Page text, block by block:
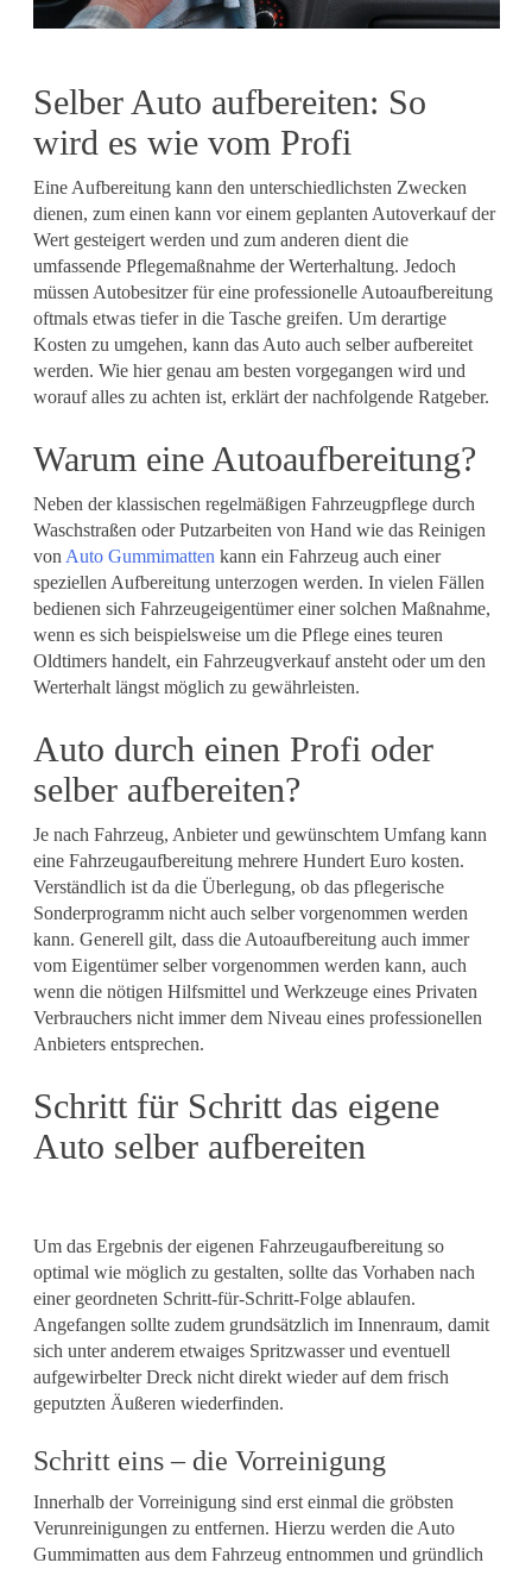
Selber Auto aufbereiten: So
wird es wie vom Profi
Eine Aufbereitung kann den unterschiedlichsten Zwecken
dienen, zum einen kann vor einem geplanten Autoverkauf der
Wert gesteigert werden und zum anderen dient die
umfassende Pflegemaßnahme der Werterhaltung. Jedoch
müssen Autobesitzer für eine professionelle Autoaufbereitung
oftmals etwas tiefer in die Tasche greifen. Um derartige
Kosten zu umgehen, kann das Auto auch selber aufbereitet
werden. Wie hier genau am besten vorgegangen wird und
worauf alles zu achten ist, erklärt der nachfolgende Ratgeber.
Warum eine Autoaufbereitung?
Neben der klassischen regelmäßigen Fahrzeugpflege durch
Waschstraßen oder Putzarbeiten von Hand wie das Reinigen
von Auto Gummimatten kann ein Fahrzeug auch einer
speziellen Aufbereitung unterzogen werden. In vielen Fällen
bedienen sich Fahrzeugeigentümer einer solchen Maßnahme,
wenn es sich beispielsweise um die Pflege eines teuren
Oldtimers handelt, ein Fahrzeugverkauf ansteht oder um den
Werterhalt längst möglich zu gewährleisten.
Auto durch einen Profi oder
selber aufbereiten?
Je nach Fahrzeug, Anbieter und gewünschtem Umfang kann
eine Fahrzeugaufbereitung mehrere Hundert Euro kosten.
Verständlich ist da die Überlegung, ob das pflegerische
Sonderprogramm nicht auch selber vorgenommen werden
kann. Generell gilt, dass die Autoaufbereitung auch immer
vom Eigentümer selber vorgenommen werden kann, auch
wenn die nötigen Hilfsmittel und Werkzeuge eines Privaten
Verbrauchers nicht immer dem Niveau eines professionellen
Anbieters entsprechen.
Schritt für Schritt das eigene
Auto selber aufbereiten
Um das Ergebnis der eigenen Fahrzeugaufbereitung so
optimal wie möglich zu gestalten, sollte das Vorhaben nach
einer geordneten Schritt-für-Schritt-Folge ablaufen.
Angefangen sollte zudem grundsätzlich im Innenraum, damit
sich unter anderem etwaiges Spritzwasser und eventuell
aufgewirbelter Dreck nicht direkt wieder auf dem frisch
geputzten Äußeren wiederfinden.
Schritt eins – die Vorreinigung
Innerhalb der Vorreinigung sind erst einmal die gröbsten
Verunreinigungen zu entfernen. Hierzu werden die Auto
Gummimatten aus dem Fahrzeug entnommen und gründlich